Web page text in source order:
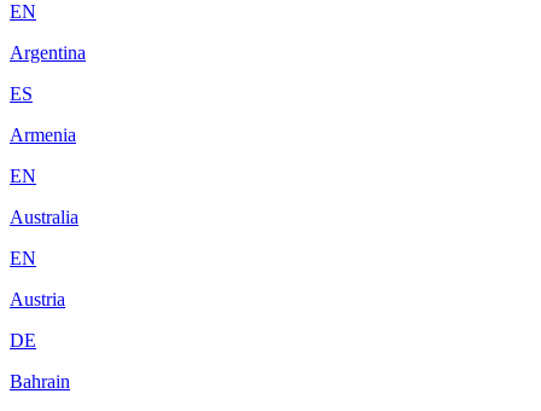
EN
Argentina
ES
Armenia
EN
Australia
EN
Austria
DE
Bahrain